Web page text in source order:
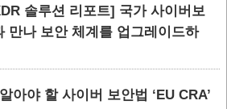
솔루션 리포트] 국가 사이버보
만나 보안 체계를 업그레이드하
아야 할 사이버 보안법 ‘EU CRA’